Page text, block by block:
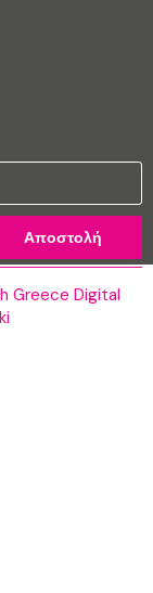
Αποστολή
Greece Digital